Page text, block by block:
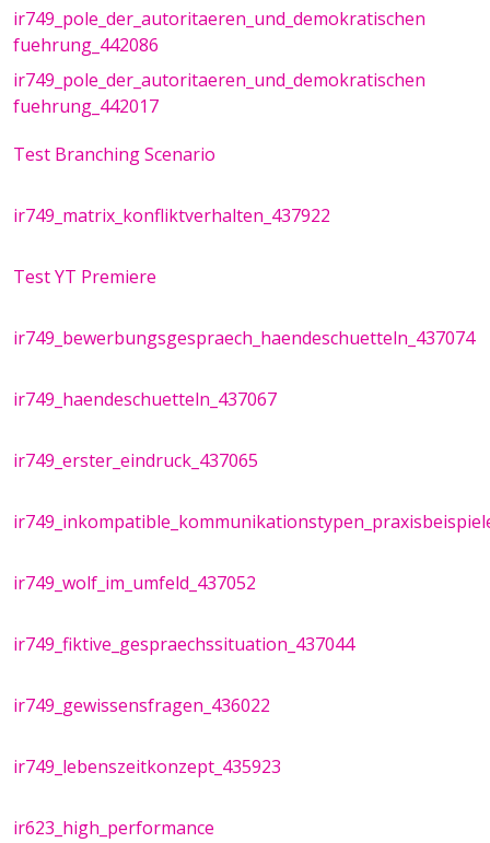
ir749_pole_der_autoritaeren_und_demokratischen
fuehrung_442086
ir749_pole_der_autoritaeren_und_demokratischen
fuehrung_442017
Test Branching Scenario
ir749_matrix_konfliktverhalten_437922
Test YT Premiere
ir749_bewerbungsgespraech_haendeschuetteln_437074
ir749_haendeschuetteln_437067
ir749_erster_eindruck_437065
ir749_wolf_im_umfeld_437052
ir749_fiktive_gespraechssituation_437044
ir749_gewissensfragen_436022
ir749_lebenszeitkonzept_435923
ir623_high_performance